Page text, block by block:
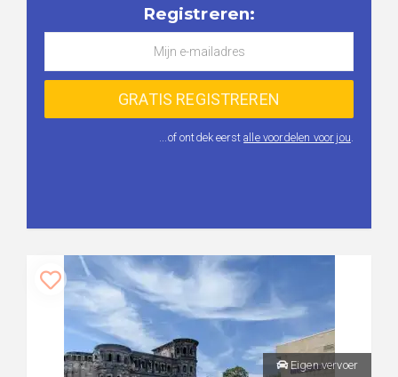
Registreren:
...of ontdek eerstalle voordelen voor jou.
Eigen vervoer